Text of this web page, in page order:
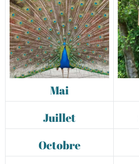
Mai
Juillet
Octobre